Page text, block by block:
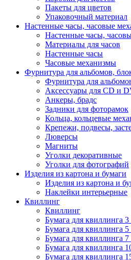
Пакеты для цветов
Упаковочный материал
Настенные часы, часовые
Настенные часы,
Материалы для часов
Настенные часы
Часовые механизмы
Фурнитура для альбомов,
Фурнитура для
Аксессуары для CD и
Анкеры, брадс
Задники для фоторамок
Кольца, кольцевые
Крепежи, подвесы,
Люверсы
Магниты
Уголки декоративные
Уголки для фотографий
Изделия из картона и бумаги
Изделия из картона и
Наклейки интерьерные
Квиллинг
Квиллинг
Бумага для квиллинга
Бумага для квиллинга
Бумага для квиллинга
Бумага для квиллинга
Бумага для квиллинга